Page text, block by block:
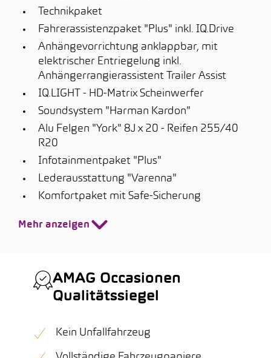
Technikpaket
Fahrerassistenzpaket "Plus" inkl. IQ.Drive
Anhängevorrichtung anklappbar, mit
elektrischer Entriegelung inkl.
Anhängerrangierassistent Trailer Assist
IQ.LIGHT - HD-Matrix Scheinwerfer
Soundsystem "Harman Kardon"
Alu Felgen "York" 8J x 20 - Reifen 255/40
R20
Infotainmentpaket "Plus"
Lederausstattung "Varenna"
Komfortpaket mit Safe-Sicherung
Mehr anzeigen
AMAG Occasionen
Qualitätssiegel
Kein Unfallfahrzeug